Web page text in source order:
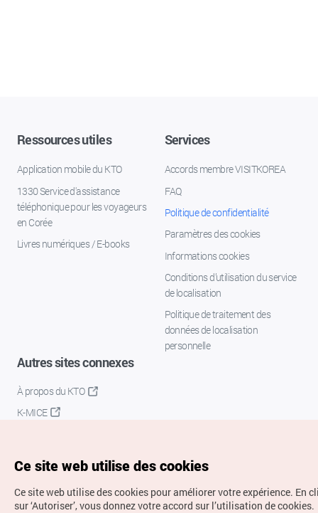
Ressources utiles
Application mobile du KTO
1330 Service d'assistance
téléphonique pour les voyageurs
en Corée
Livres numériques / E-books
Services
Accords membre VISITKOREA
FAQ
Politique de confidentialité
Paramètres des cookies
Informations cookies
Conditions d’utilisation du service
de localisation
Politique de traitement des
données de localisation
personnelle
Autres sites connexes
À propos du KTO
K-MICE
Ce site web utilise des cookies
Ce site web utilise des cookies pour améliorer votre expérience. En
sur ‘Autoriser’, vous donnez votre accord sur l’utilisation de cookies.